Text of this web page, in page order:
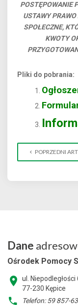
POSTĘPOWANIE
USTAWY
SPOŁECZNE,
KWOTY
Pliki do pobrania:
POPRZEDNI
Dane
Ośrodek Pomocy
ul. Niepodległości
77-230 Kępice
Telefon: 59 857-